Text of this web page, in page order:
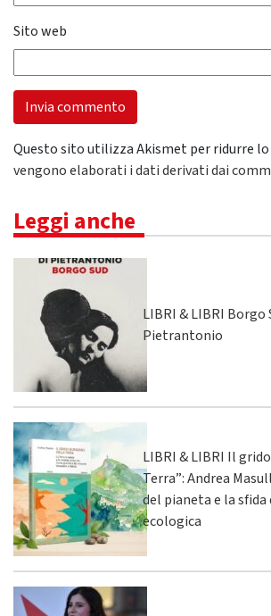
Sito web
Questo sito utilizza Akismet per ridurre lo
vengono elaborati i dati derivati dai
Leggi anche
LIBRI & LIBRI Borgo
Pietrantonio
LIBRI & LIBRI Il
Terra”: Andrea
del pianeta e la
ecologica